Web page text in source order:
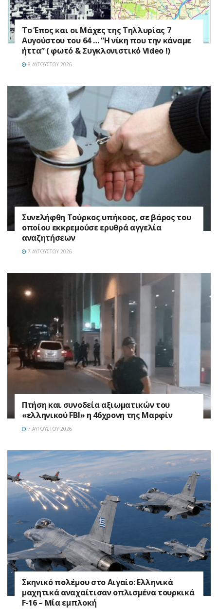
Το Έπος και οι Μάχες της Τηλλυρίας 7
Αυγούστου του 64 … “Η νίκη που την κάναμε
ήττα” ( φωτό & Συγκλονιστικό Video !)
8 ΑΥΓΟΎΣΤΟΥ 2026
Συνελήφθη Τούρκος υπήκοος, σε βάρος του
οποίου εκκρεμούσε ερυθρά αγγελία
αναζητήσεων
7 ΑΥΓΟΎΣΤΟΥ 2026
Πτήση και συνοδεία αξιωματικών του
«ελληνικού FBI» η 46χρονη της Μαρφίν
7 ΑΥΓΟΎΣΤΟΥ 2026
Σκηνικό πολέμου στο Αιγαίο: Ελληνικά
μαχητικά αναχαίτισαν οπλισμένα τουρκικά
F-16 – Μία εμπλοκή